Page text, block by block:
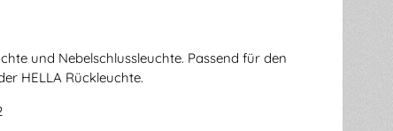
und Nebelschlussleuchte. Passend für den
HELLA Rückleuchte.